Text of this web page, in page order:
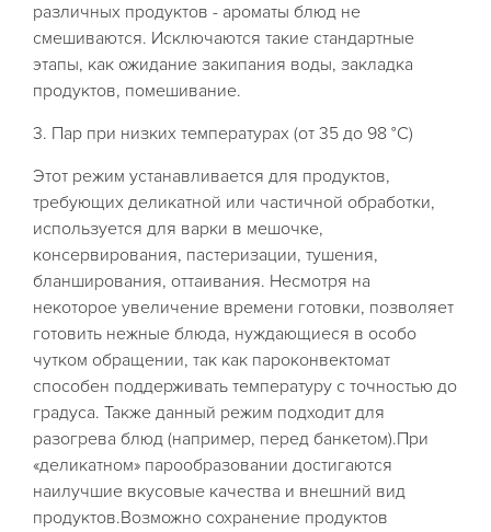
различных продуктов - ароматы блюд не
смешиваются. Исключаются такие стандартные
этапы, как ожидание закипания воды, закладка
продуктов, помешивание.
3. Пар при низких температурах (от 35 до 98 °С)
Этот режим устанавливается для продуктов,
требующих деликатной или частичной обработки,
используется для варки в мешочке,
консервирования, пастеризации, тушения,
бланширования, оттаивания. Несмотря на
некоторое увеличение времени готовки, позволяет
готовить нежные блюда, нуждающиеся в особо
чутком обращении, так как пароконвектомат
способен поддерживать температуру с точностью до
градуса. Также данный режим подходит для
разогрева блюд (например, перед банкетом).При
«деликатном» парообразовании достигаются
наилучшие вкусовые качества и внешний вид
продуктов.Возможно сохранение продуктов